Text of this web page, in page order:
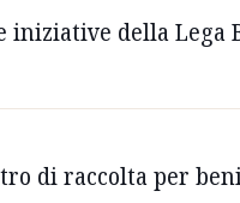
iniziative della
di raccolta per